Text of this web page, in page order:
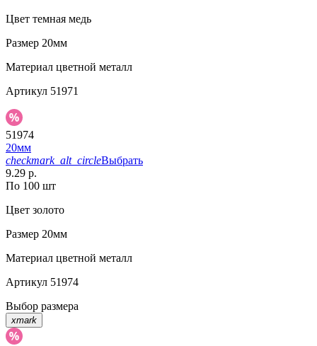
Цвет темная медь
Размер 20мм
Материал цветной металл
Артикул 51971
51974
20мм
checkmark_alt_circleВыбрать
9.29 р.
По 100 шт
Цвет золото
Размер 20мм
Материал цветной металл
Артикул 51974
Выбор размера
xmark